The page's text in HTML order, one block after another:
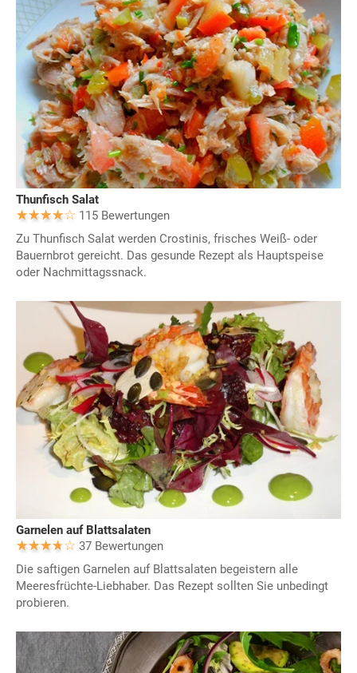
Thunfisch Salat
115 Bewertungen
Zu Thunfisch Salat werden Crostinis, frisches Weiß- oder
Bauernbrot gereicht. Das gesunde Rezept als Hauptspeise
oder Nachmittagssnack.
Garnelen auf Blattsalaten
37 Bewertungen
Die saftigen Garnelen auf Blattsalaten begeistern alle
Meeresfrüchte-Liebhaber. Das Rezept sollten Sie unbedingt
probieren.